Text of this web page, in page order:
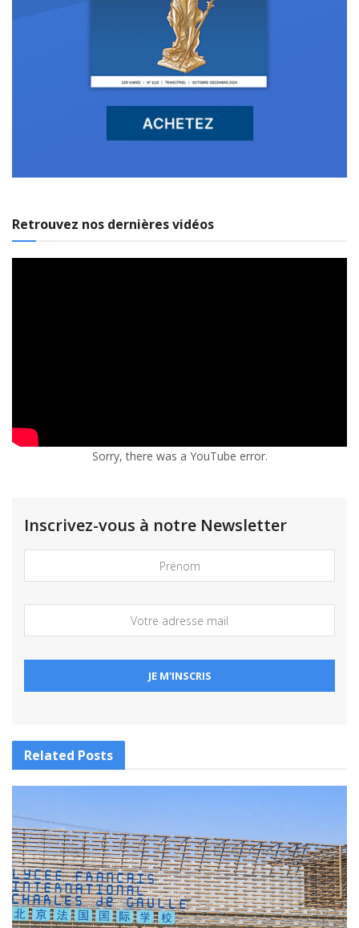
Retrouvez nos dernières vidéos
Sorry, there was a YouTube error.
Inscrivez-vous à notre Newsletter
Related Posts